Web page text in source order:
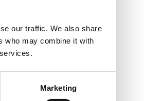
our traffic. We also share
who may combine it with
Marketing